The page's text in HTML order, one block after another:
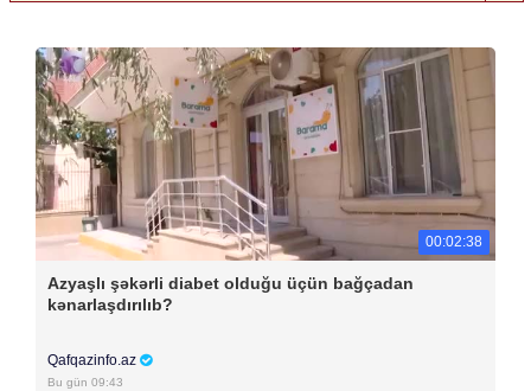
00:02:38
Azyaşlı şəkərli diabet olduğu üçün bağçadan
kənarlaşdırılıb?
Qafqazinfo.az
Bu gün 09:43